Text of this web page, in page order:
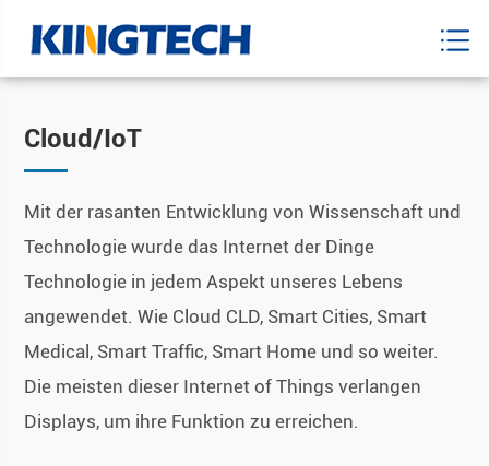
Cloud/IoT
Mit der rasanten Entwicklung von Wissenschaft und
Technologie wurde das Internet der Dinge
Technologie in jedem Aspekt unseres Lebens
angewendet. Wie Cloud CLD, Smart Cities, Smart
Medical, Smart Traffic, Smart Home und so weiter.
Die meisten dieser Internet of Things verlangen
Displays, um ihre Funktion zu erreichen.